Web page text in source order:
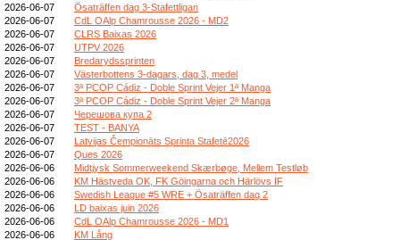
2026-06-07
Ösaträffen dag 3-Stafettligan
2026-06-07
CdL OAlp Chamrousse 2026 - MD2
2026-06-07
CLRS Baixas 2026
2026-06-07
UTPV 2026
2026-06-07
Bredarydssprinten
2026-06-07
Västerbottens 3-dagars, dag 3, medel
2026-06-07
3ª PCOP Cádiz - Doble Sprint Vejer 1ª Manga
2026-06-07
3ª PCOP Cádiz - Doble Sprint Vejer 2ª Manga
2026-06-07
Черешова купа 2
2026-06-07
TEST - BANYA
2026-06-07
Latvijas Čempionāts Sprinta Stafetē2026
2026-06-07
Ques 2026
2026-06-06
Midtjysk Sommerweekend Skærbøge, Mellem Testløb
2026-06-06
KM Hästveda OK, FK Göingarna och Härlövs IF
2026-06-06
Swedish League #5 WRE + Ösaträffen dag 2
2026-06-06
LD baixas juin 2026
2026-06-06
CdL OAlp Chamrousse 2026 - MD1
2026-06-06
KM Lång